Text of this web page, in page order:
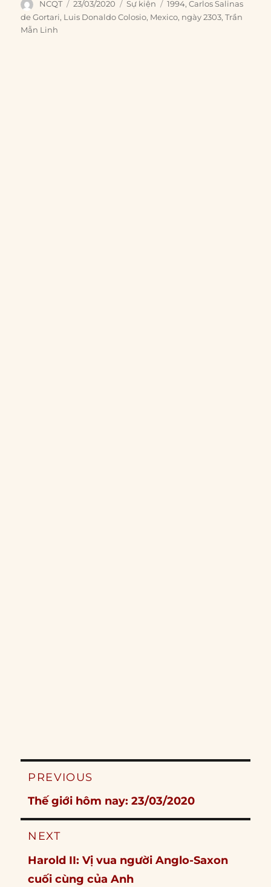
Author
NCQT
Posted
on
23/03/2020 Categories
Sự kiện Tags
1994,Carlos Salinas
de Gortari, Luis Donaldo Colosio, Mexico, ngày 2303,Trần
Mẫn Linh
Post
PREVIOUS
Previous
post:
Thế giới hôm nay: 23/03/2020
NEXT
Next
post:
Harold II: Vị vua người Anglo-Saxon
cuối cùng của Anh